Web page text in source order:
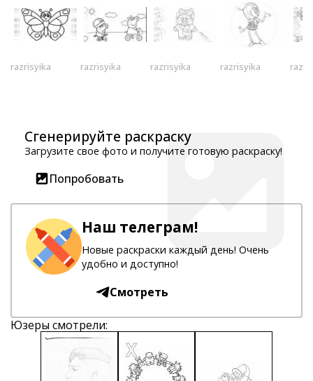
razrisyika razrisyika razrisyika razrisyika
Сгенерируйте раскраску
Загрузите свое фото и получите готовую раскраску!
Попробовать
Наш телеграм!
Новые раскраски каждый день! Очень
удобно и доступно!
Смотреть
Юзеры смотрели: